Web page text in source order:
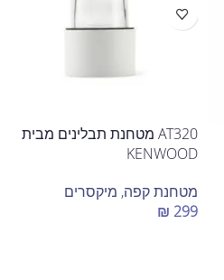
AT320 מטחנת תבלינים מבית
KENWOOD
מטחנת קפה, מיקסרים
₪ 299